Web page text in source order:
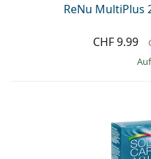
ReNu MultiPlus
CHF 9.99